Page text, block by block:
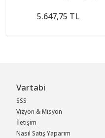
5.647,75 TL
Vartabi
SSS
Vizyon & Misyon
İletişim
Nasıl Satış Yaparım